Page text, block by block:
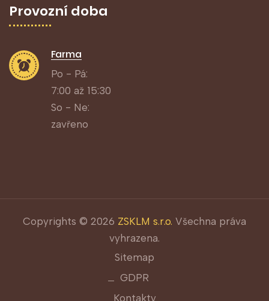
Provozní doba
Farma
Po - Pá:
7:00 až 15:30
So - Ne:
zavřeno
Copyrights © 2026 ZSKLM s.r.o. Všechna práva
vyhrazena.
Sitemap
GDPR
Kontakty